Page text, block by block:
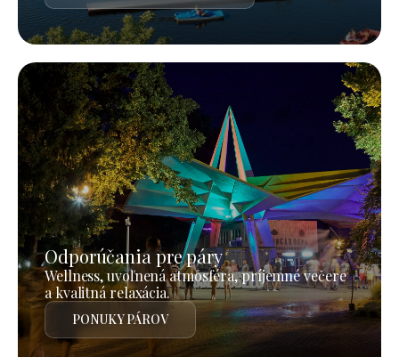
Odporúčania pre páry
Wellness, uvoľnená atmosféra, príjemné večere
a kvalitná relaxácia.
PONUKY PÁROV